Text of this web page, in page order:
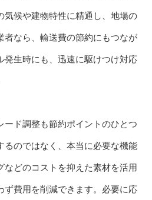
気候や建物特性に精通し、地場の
者なら、輸送費の節約にもつなが
発生時にも、迅速に駆けつけ対応
ード調整も節約ポイントのひとつ
るのではなく、本当に必要な機能
などのコストを抑えた素材を活用
ず費用を削減できます。必要に応